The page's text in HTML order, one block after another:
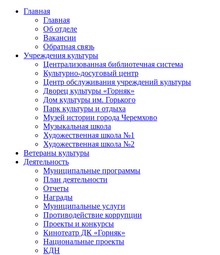
Главная
Главная
Об отделе
Вакансии
Обратная связь
Учреждения культуры
Централизованная библиотечная система
Культурно-досуговый центр
Центр обслуживания учреждений культуры
Дворец культуры «Горняк»
Дом культуры им. Горького
Парк культуры и отдыха
Музей истории города Черемхово
Музыкальная школа
Художественная школа №1
Художественная школа №2
Ветераны культуры
Деятельность
Муниципальные программы
План деятельности
Отчеты
Награды
Муниципальные услуги
Противодействие коррупции
Проекты и конкурсы
Кинотеатр ДК «Горняк»
Национальные проекты
КДН